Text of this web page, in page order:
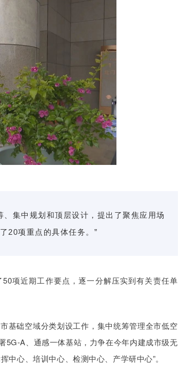
集中规划和顶层设计，提出了聚焦应用场
20项重点的具体任务。”
项近期工作要点，逐一分解压实到有关责任单
基础空域分类划设工作，集中统筹管理全市低空
5G-A、通感一体基站，力争在今年内建成市级无
心、培训中心、检测中心、产学研中心”。